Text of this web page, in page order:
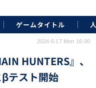
ゲームタイトル
HUNTERS』、
テスト開始
2024.6.17 Mon 16:00